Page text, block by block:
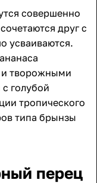
совершенно
друг с
усваиваются.
и творожными
голубой
тропического
типа брынзы
перец